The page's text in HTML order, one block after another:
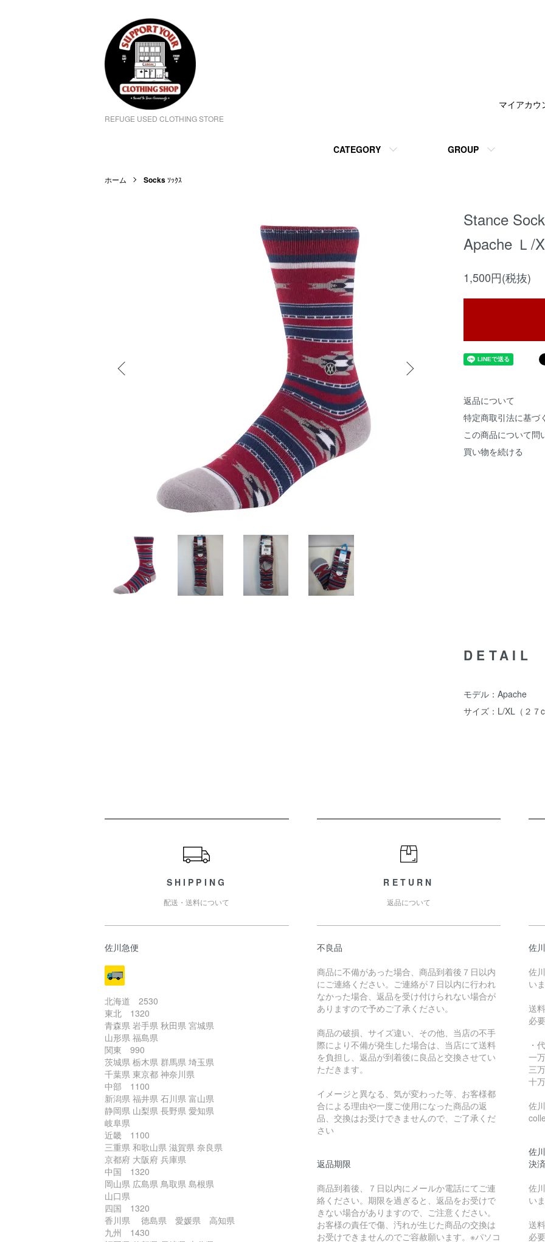
REFUGE USED CLOTHING STORE
CATEGORY GROUP
マイアカウ
ホーム Socksｿｯｸｽ
Stance
Apache Ｌ/
1,500円(税抜)
返品について
特定商取引法に基づ
この商品について問
買い物を続ける
DETAIL
モデル：Apache
サイズ：L/XL（２７
SHIPPING
配送・送料について
佐川急便
北海道 2530
東北 1320
青森県 岩手県 秋田県 宮城県
山形県 福島県
関東 990
茨城県 栃木県 群馬県 埼玉県
千葉県 東京都 神奈川県
中部 1100
新潟県 福井県 石川県 富山県
静岡県 山梨県 長野県 愛知県
岐阜県
近畿 1100
三重県 和歌山県 滋賀県 奈良県
京都府 大阪府 兵庫県
中国 1320
岡山県 広島県 鳥取県 島根県
山口県
四国 1320
香川県 徳島県 愛媛県 高知県
九州 1430
RETURN
返品について
不良品
商品に不備があった場合、商品到着後７日以内
にご連絡ください。ご連絡が７日以内に行われ
なかった場合、返品を受け付けられない場合が
ありますので予めご了承ください。
商品の破損、サイズ違い、その他、当店の不手
際により不備が発生した場合は、当店にて送料
を負担し、返品が到着後に良品と交換させてい
ただきます。
イメージと異なる、気が変わった等、お客様都
合による理由や一度ご使用になった商品の返
品、交換はお受けできませんので、ご了承くだ
さい
返品期限
商品到着後、７日以内にメールか電話にてご連
絡ください。期限を過ぎると、返品をお受けで
きない場合がありますので、ご注意ください。
お客様の責任で傷、汚れが生じた商品の交換は
お受けできませんのでご容赦願います。※パソコ
佐
佐
い
送
必
・
一
三
十
佐
佐
決済
佐
い
送
必